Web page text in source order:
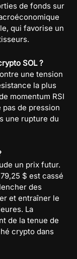
de fonds sur
qui favorise un
SOL ?
une tension
la plus
momentum RSI
pas de pression
une rupture du
un prix futur.
$ est cassé
des
et entraîner le
La
de la tenue de
crypto dans